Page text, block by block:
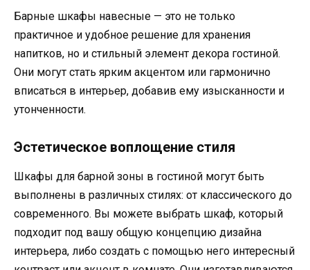
Барные шкафы навесные — это не только
практичное и удобное решение для хранения
напитков, но и стильный элемент декора гостиной.
Они могут стать ярким акцентом или гармонично
вписаться в интерьер, добавив ему изысканности и
утонченности.
Эстетическое воплощение стиля
Шкафы для барной зоны в гостиной могут быть
выполнены в различных стилях: от классического до
современного. Вы можете выбрать шкаф, который
подходит под вашу общую концепцию дизайна
интерьера, либо создать с помощью него интересный